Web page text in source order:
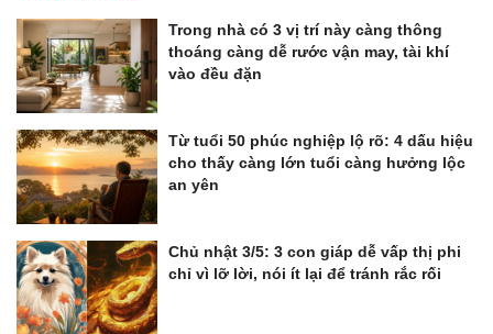
Trong nhà có 3 vị trí này càng thông
thoáng càng dễ rước vận may, tài khí
vào đều đặn
Từ tuổi 50 phúc nghiệp lộ rõ: 4 dấu hiệu
cho thấy càng lớn tuổi càng hưởng lộc
an yên
Chủ nhật 3/5: 3 con giáp dễ vấp thị phi
chỉ vì lỡ lời, nói ít lại để tránh rắc rối